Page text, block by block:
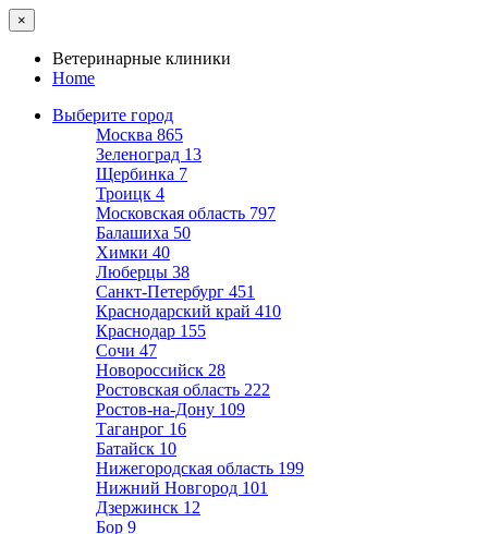
×
Ветеринарные клиники
Home
Выберите город
Москва 865
Зеленоград 13
Щербинка 7
Троицк 4
Московская область 797
Балашиха 50
Химки 40
Люберцы 38
Санкт-Петербург 451
Краснодарский край 410
Краснодар 155
Сочи 47
Новороссийск 28
Ростовская область 222
Ростов-на-Дону 109
Таганрог 16
Батайск 10
Нижегородская область 199
Нижний Новгород 101
Дзержинск 12
Бор 9